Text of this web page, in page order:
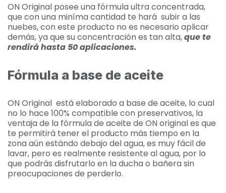
ON Original posee una fórmula ultra concentrada,
que con una miníma cantidad te hará subir a las
nuebes, con este producto no es necesario aplicar
demás, ya que su concentración es tan alta,que te
rendirá hasta 50 aplicaciones.
Fórmula a base de aceite
ON Original está elaborado a base de aceite, lo cual
no lo hace 100% compatible con preservativos, la
ventaja de la fórmula de aceite de ON original es que
te permitirá tener el producto más tiempo en la
zona aún estándo debajo del agua, es muy fácil de
lavar, pero es realmente resistente al agua, por lo
que podrás disfrutarlo en la ducha o bañera sin
preocupaciones de perderlo.